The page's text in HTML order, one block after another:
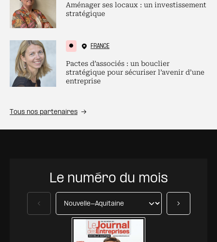
Aménager ses locaux : un investissement
stratégique
FRANCE
Pactes d’associés : un bouclier
stratégique pour sécuriser l’avenir d’une
entreprise
Tous nos partenaires
Le numéro du mois
Précédent Suivant